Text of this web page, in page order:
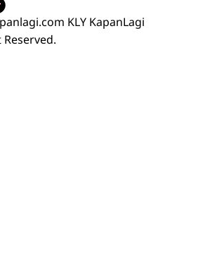
KLY KapanLagi